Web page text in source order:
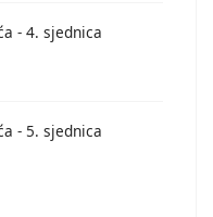
- 4. sjednica
- 5. sjednica